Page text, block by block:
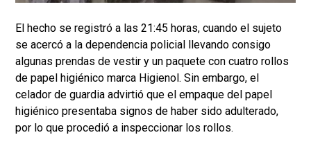
El hecho se registró a las 21:45 horas, cuando el sujeto
se acercó a la dependencia policial llevando consigo
algunas prendas de vestir y un paquete con cuatro rollos
de papel higiénico marca Higienol. Sin embargo, el
celador de guardia advirtió que el empaque del papel
higiénico presentaba signos de haber sido adulterado,
por lo que procedió a inspeccionar los rollos.